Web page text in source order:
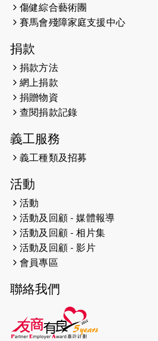
2026-05-07
開始）
2026-04-30
2026-04-25
2026-04-24
2026-04-23
2026-04-19
2026-04-16
猛龍長跑隊恆常
（19:00開始）
2026-04-12
2026-04-11
2026-04-10 太古家＋賞系列
傷健綜合藝術團
賽馬會殘障家庭支援中心
捐款
捐款方法
網上捐款
捐贈物資
查閱捐款記錄
義工服務
義工種類及招募
活動
活動
活動及回顧 - 媒體報導
活動及回顧 - 相片集
活動及回顧 - 影片
會員專區
聯絡我們